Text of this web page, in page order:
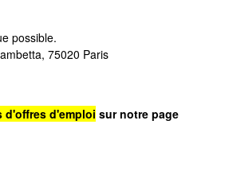
possible.
75020 Paris
d'offres d'emploi sur notre page